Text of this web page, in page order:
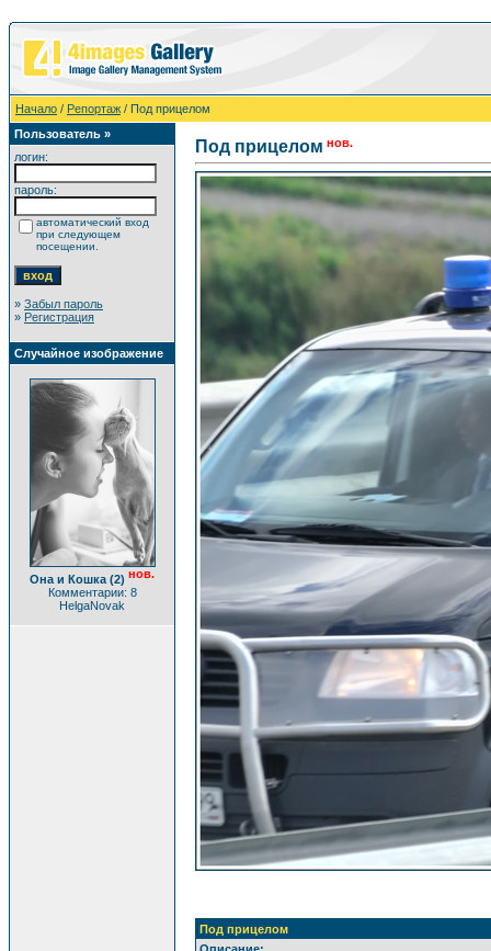
Начало / Репортаж / Под прицелом
Пользователь »
логин:
пароль:
автоматический вход
при следующем
посещении.
» Забыл пароль
» Регистрация
Случайное изображение
Она и Кошка (2) нов.
Комментарии: 8
HelgaNovak
Под прицелом нов.
Под прицелом